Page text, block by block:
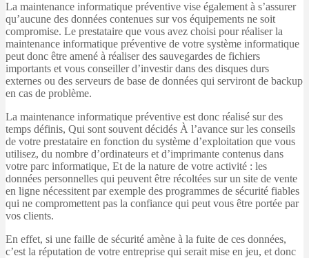
La maintenance informatique préventive vise également à s’assurer
qu’aucune des données contenues sur vos équipements ne soit
compromise. Le prestataire que vous avez choisi pour réaliser la
maintenance informatique préventive de votre système informatique
peut donc être amené à réaliser des sauvegardes de fichiers
importants et vous conseiller d’investir dans des disques durs
externes ou des serveurs de base de données qui serviront de backup
en cas de problème.
La maintenance informatique préventive est donc réalisé sur des
temps définis, Qui sont souvent décidés À l’avance sur les conseils
de votre prestataire en fonction du système d’exploitation que vous
utilisez, du nombre d’ordinateurs et d’imprimante contenus dans
votre parc informatique, Et de la nature de votre activité : les
données personnelles qui peuvent être récoltées sur un site de vente
en ligne nécessitent par exemple des programmes de sécurité fiables
qui ne compromettent pas la confiance qui peut vous être portée par
vos clients.
En effet, si une faille de sécurité amène à la fuite de ces données,
c’est la réputation de votre entreprise qui serait mise en jeu, et donc